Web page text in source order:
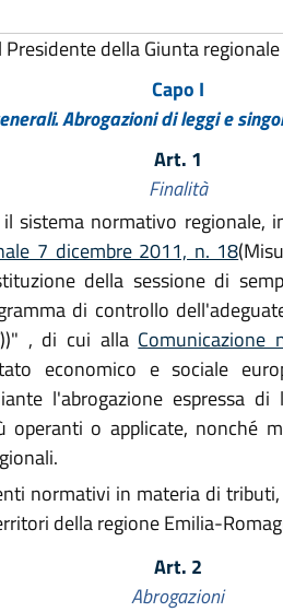
della Giunta
Capo I
Abrogazioni di leggi e
Art. 1
Finalità
sistema normativo
7 dicembre 2011, n. 18
della sessione di
di controllo
, di cui alla
economico e sociale
l'abrogazione espressa
o applicate, nonché
normativi in materia di
della regione Emilia-
Art. 2
Abrogazioni